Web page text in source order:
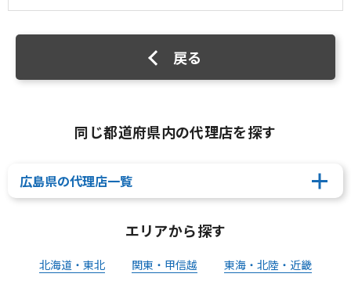
戻る
同じ都道府県内の代理店を探す
広島県の代理店一覧
エリアから探す
北海道・東北 関東・甲信越 東海・北陸・近畿